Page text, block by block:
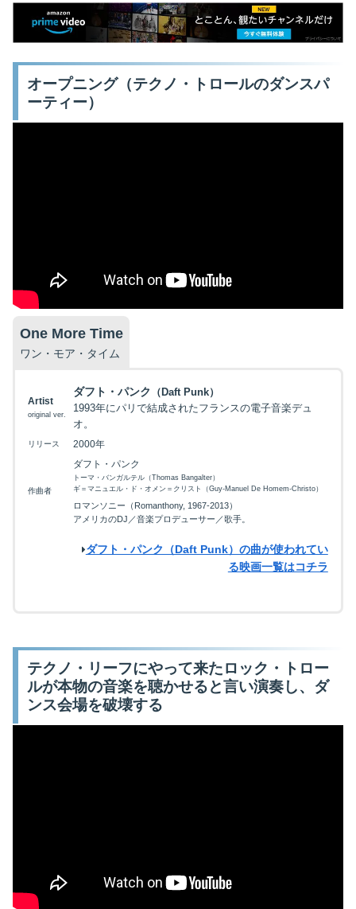
オープニング（テクノ・トロールのダンスパ
ーティー）
One More Time
ワン・モア・タイム
Artist
original ver.
ダフト・パンク
（Daft Punk）
1993年にパリで結成されたフランスの電子音楽デュ
オ。
リリース 2000年
作曲者
ダフト・パンク
トーマ・バンガルテル（Thomas Bangalter）
ギ＝マニュエル・ド・オメン＝クリスト（Guy-Manuel De Homem-Christo）
ロマンソニー（Romanthony, 1967-2013）
アメリカのDJ／音楽プロデューサー／歌手。
ダフト・パンク（Daft Punk）の曲が使われてい
る映画一覧はコチラ
テクノ・リーフにやって来たロック・トロー
ルが本物の音楽を聴かせると言い演奏し、ダ
ンス会場を破壊する